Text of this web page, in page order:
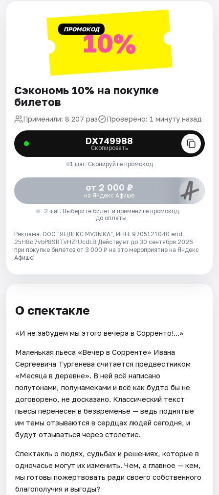
ПРОМОКОД10%
Сэкономь 10% на покупке
билетов
Применили: 8 207 раз Проверено: 1 минуту назад
DX749988
Скопировать
1 шаг. Скопируйте промокод
от 2 000 ₽
на Яндекс Афише
2 шаг. Выберите билет и примените промокод
до оплаты
Реклама. ООО "ЯНДЕКС МУЗЫКА", ИНН: 9705121040 erid:
25H8d7vbP8SRTvHZrUcdLB Действует до 30 сентября 2026
при покупке билетов от 3 000 ₽ на это мероприятие на Яндекс
Афише!
О спектакле
«И не забудем мы этого вечера в Сорренто!...»
Маленькая пьеса «Вечер в Сорренте» Ивана
Сергеевича Тургенева считается предвестником
«Месяца в деревне». В ней всё написано
полутонами, полунамеками и всё как будто бы не
договорено, не досказано. Классический текст
пьесы перенесен в безвременье — ведь поднятые
им темы отзываются в сердцах людей сегодня, и
будут отзываться через столетие.
Спектакль о людях, судьбах и решениях, которые в
одночасье могут их изменить. Чем, а главное — кем,
мы готовы пожертвовать ради своего собственного
благополучия и выгоды?